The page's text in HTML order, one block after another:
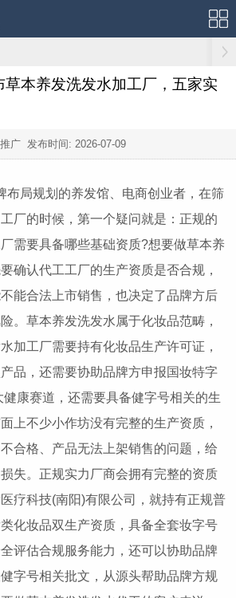
本养发洗发水加工厂，五家实
广 发布时间: 2026-07-09
局规划的养发馆、电商创业者，在筛
厂的时候，第一个疑问就是：正规的
需要具备哪些基础资质?想要做草本养
确认代工工厂的生产资质是否合规，
能合法上市销售，也决定了品牌方后
。草本养发洗发水属于化妆品范畴，
加工厂需要持有化妆品生产许可证，
品，还需要协助品牌方申报国妆特字
康赛道，还需要具备健字号相关的生
上不少小作坊没有完整的生产资质，
合格、产品无法上架销售的问题，给
失。正规实力厂商会拥有完整的资质
疗科技(南阳)有限公司，就持有正规普
化妆品双生产资质，具备全套妆字号
评估合规服务能力，还可以协助品牌
字号相关批文，从源头帮助品牌方规